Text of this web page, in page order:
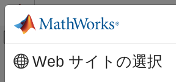
コンテンツへスキップ
オフキャンバス ナビ
ドキュメンテーションのホーム
メインコンテンツ
このページは機械翻訳を使用して翻訳
Web サイトの選択